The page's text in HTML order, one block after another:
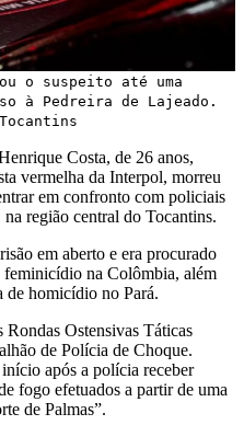
o suspeito até uma
à Pedreira de Lajeado.
Costa, de 26 anos,
vermelha da Interpol, morreu
em confronto com policiais
região central do Tocantins.
em aberto e era procurado
feminicídio na Colômbia, além
de homicídio no Pará.
Ostensivas Táticas
de Polícia de Choque.
após a polícia receber
fogo efetuados a partir de uma
de Palmas”.